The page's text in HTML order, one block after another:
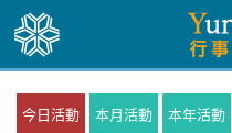
今日活動 本月活動 本年活動